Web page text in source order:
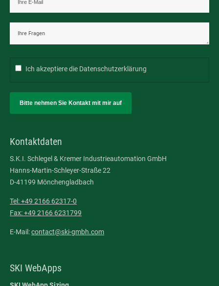
Ich akzeptiere die Datenschutzerklärung
Bitte nehmen Sie Kontakt mit mir auf
Kontaktdaten
S.K.I. Schlegel & Kremer Industrieautomation GmbH
Hanns-Martin-Schleyer-Straße 22
D-41199 Mönchengladbach
Tel: +49 2166 62317-0
Fax: +49 2166 6231799
E-Mail:contact@ski-gmbh.com
SKI WebApps